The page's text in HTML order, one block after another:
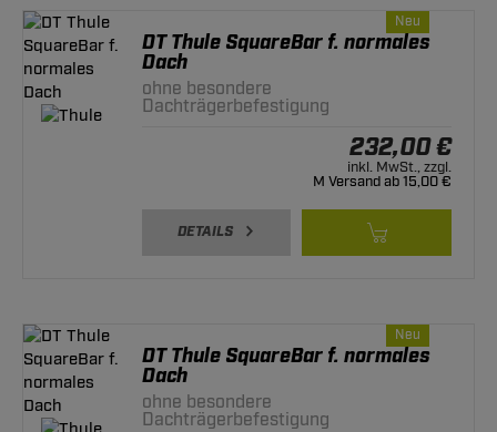
Neu
DT Thule SquareBar f. normales
Dach
ohne besondere
Dachträgerbefestigung
232,00 €
inkl. MwSt., zzgl.
M Versand ab 15,00 €
DETAILS
Neu
DT Thule SquareBar f. normales
Dach
ohne besondere
Dachträgerbefestigung